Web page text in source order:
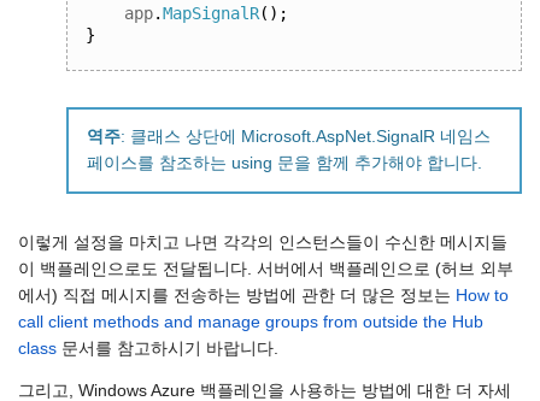
app.MapSignalR();
}
역주: 클래스 상단에 Microsoft.AspNet.SignalR 네임스
페이스를 참조하는 using 문을 함께 추가해야 합니다.
이렇게 설정을 마치고 나면 각각의 인스턴스들이 수신한 메시지들
이 백플레인으로도 전달됩니다. 서버에서 백플레인으로 (허브 외부
에서) 직접 메시지를 전송하는 방법에 관한 더 많은 정보는 How to
call client methods and manage groups from outside the Hub
class 문서를 참고하시기 바랍니다.
그리고, Windows Azure 백플레인을 사용하는 방법에 대한 더 자세